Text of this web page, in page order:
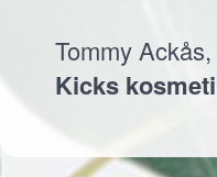
Tommy Ackås,
Kicks